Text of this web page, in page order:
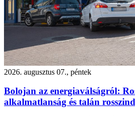
2026. augusztus 07., péntek
Bolojan az energiaválságról:
alkalmatlanság és talán